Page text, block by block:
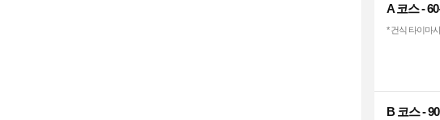
A 코스 -
* 건식 타이마
B 코스 -